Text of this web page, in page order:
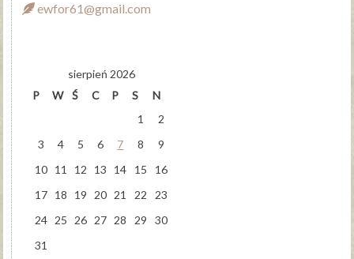
ewfor61@gmail.com
sierpień 2026
P
W Ś C P S
N
1
2
3
4 5 6 7 8
9
10 11 12 13 14 15
16
17 18 19 20 21 22
23
24 25 26 27 28 29
30
31